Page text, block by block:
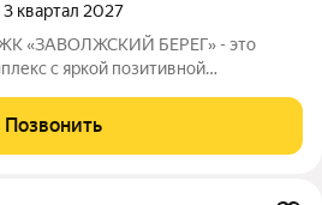
3 квартал 2027
«ЗАВОЛЖСКИЙ БЕРЕГ» - это
с яркой позитивной
8-этажных секций, которые
двора с раскрытием
Позвонить